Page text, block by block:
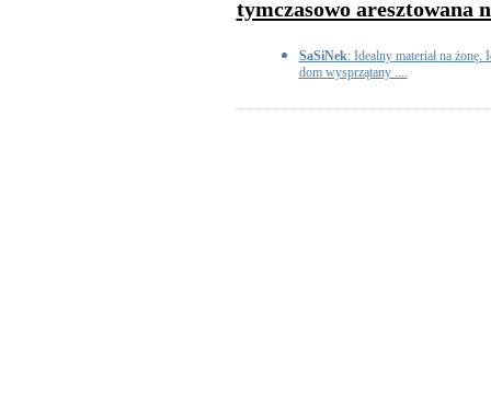
tymczasowo aresztowana
SaSiNek: Idealny materiał na żonę.
dom wysprzątany ....